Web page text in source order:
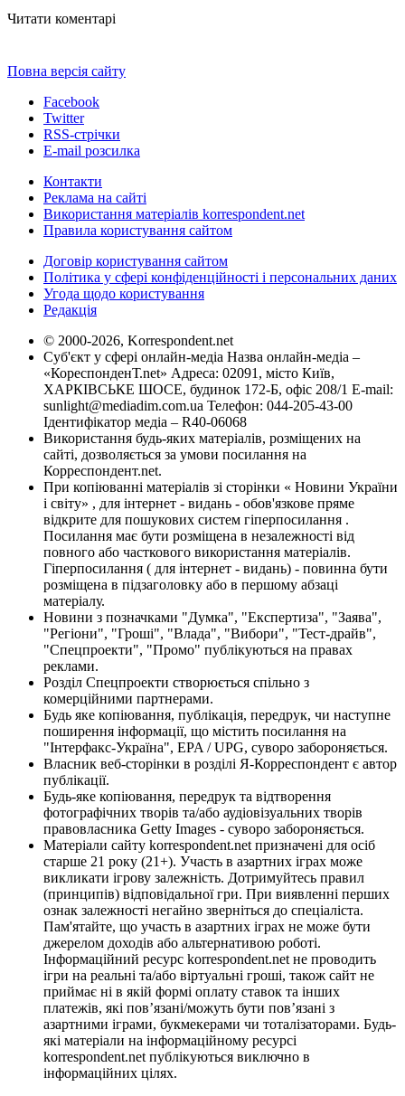
Читати коментарі
Повна версія сайту
Facebook
Twitter
RSS-стрічки
E-mail розсилка
Контакти
Реклама на сайті
Використання матеріалів korrespondent.net
Правила користування сайтом
Договір користування сайтом
Політика у сфері конфіденційності і персональних даних
Угода щодо користування
Редакція
© 2000-2026, Korrespondent.net
Суб'єкт у сфері онлайн-медіа Назва онлайн-медіа –
«КореспонденТ.net» Адреса: 02091, місто Київ,
ХАРКІВСЬКЕ ШОСЕ, будинок 172-Б, офіс 208/1 E-mail:
sunlight@mediadim.com.ua Телефон: 044-205-43-00
Ідентифікатор медіа – R40-06068
Використання будь-яких матеріалів, розміщених на
сайті, дозволяється за умови посилання на
Корреспондент.net.
При копіюванні матеріалів зі сторінки « Новини України
і світу» , для інтернет - видань - обов'язкове пряме
відкрите для пошукових систем гіперпосилання .
Посилання має бути розміщена в незалежності від
повного або часткового використання матеріалів.
Гіперпосилання ( для інтернет - видань) - повинна бути
розміщена в підзаголовку або в першому абзаці
матеріалу.
Новини з позначками "Думка", "Експертиза", "Заява",
"Регіони", "Гроші", "Влада", "Вибори", "Тест-драйв",
"Спецпроекти", "Промо" публікуються на правах
реклами.
Розділ Спецпроекти створюється спільно з
комерційними партнерами.
Будь яке копіювання, публікація, передрук, чи наступне
поширення інформації, що містить посилання на
"Інтерфакс-Україна", EPA / UPG, суворо забороняється.
Власник веб-сторінки в розділі Я-Корреспондент є автор
публікації.
Будь-яке копіювання, передрук та відтворення
фотографічних творів та/або аудіовізуальних творів
правовласника Getty Images - суворо забороняється.
Матеріали сайту korrespondent.net призначені для осіб
старше 21 року (21+). Участь в азартних іграх може
викликати ігрову залежність. Дотримуйтесь правил
(принципів) відповідальної гри. При виявленні перших
ознак залежності негайно зверніться до спеціаліста.
Пам'ятайте, що участь в азартних іграх не може бути
джерелом доходів або альтернативою роботі.
Інформаційний ресурс korrespondent.net не проводить
ігри на реальні та/або віртуальні гроші, також сайт не
приймає ні в якій формі оплату ставок та інших
платежів, які пов’язані/можуть бути пов’язані з
азартними іграми, букмекерами чи тоталізаторами. Будь-
які матеріали на інформаційному ресурсі
korrespondent.net публікуються виключно в
інформаційних цілях.